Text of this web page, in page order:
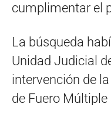
cumplimentar el
La búsqueda
Unidad Judicial
intervención de la
de Fuero Múltiple